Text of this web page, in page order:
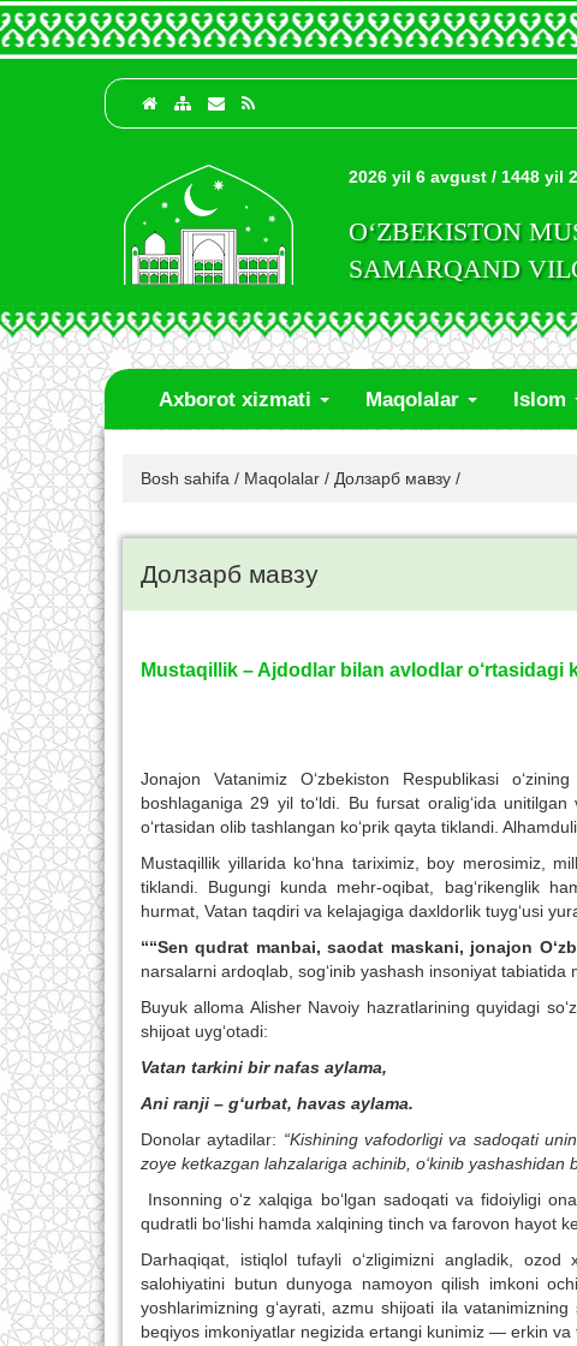
2026 yil 6 avgust / 1448 yil
O‘ZBEKISTON
SAMARQAND
Axborot xizmati Maqolalar Islom
Bosh sahifa / Maqolalar / Долзарб мавзу /
Долзарб мавзу
Mustaqillik – Ajdodlar bilan avlodlar o‘rtasidagi
Jonajon Vatanimiz O‘zbekiston Respublikasi
boshlaganiga 29 yil to‘ldi. Bu fursat oralig‘ida
o‘rtasidan olib tashlangan ko‘prik qayta tiklandi.
Mustaqillik yillarida ko‘hna tariximiz, boy merosimiz,
tiklandi. Bugungi kunda mehr-oqibat, bag‘rikenglik
hurmat, Vatan taqdiri va kelajagiga daxldorlik tuyg‘usi
““Sen qudrat manbai, saodat maskani, jonajon
narsalarni ardoqlab, sog‘inib yashash insoniyat tabiatida
Buyuk alloma Alisher Navoiy hazratlarining quyidagi
shijoat uyg‘otadi:
Vatan tarkini bir nafas aylama,
Ani ranji – g‘urbat, havas aylama.
Donolar aytadilar: “Kishining vafodorligi va sadoqati
zoye ketkazgan lahzalariga achinib, o‘kinib yashashidan
Insonning o‘z xalqiga bo‘lgan sadoqati va fidoiyligi
qudratli bo‘lishi hamda xalqining tinch va farovon hayot
Darhaqiqat, istiqlol tufayli o‘zligimizni angladik, ozod
salohiyatini butun dunyoga namoyon qilish imkoni
yoshlarimizning g‘ayrati, azmu shijoati ila
beqiyos imkoniyatlar negizida ertangi kunimiz — erkin va